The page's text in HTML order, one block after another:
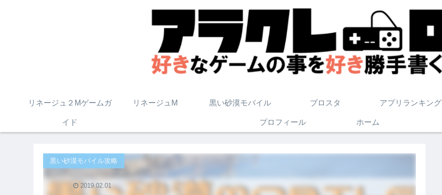
リネージュ２Mゲームガ
イド
リネージュM 黒い砂漠モバイル ブロスタ アプリランキング
プロフィール ホーム
黒い砂漠モバイル攻略
2019.02.01